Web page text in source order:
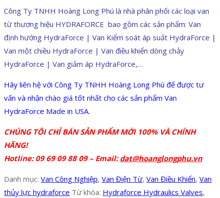
Công Ty TNHH Hoàng Long Phú là nhà phân phối các loại van
từ thương hiệu HYDRAFORCE bao gồm các sản phẩm: Van
định hướng HydraForce | Van Kiểm soát áp suất HydraForce |
Van một chiều HydraForce | Van điều khiển dòng chảy
HydraForce | Van giảm áp HydraForce,…
Hãy liên hệ với Công Ty TNHH Hoàng Long Phú để được tư
vấn và nhận chào giá tốt nhất cho các sản phẩm Van
HydraForce Made in USA.
CHÚNG TÔI CHỈ BÁN SẢN PHẨM MỚI 100% VÀ CHÍNH
HÃNG!
Hotline: 09 69 09 88 09 – Email:dat@hoanglongphu.vn
Danh mục: Van Công Nghiệp, Van Điện Từ, Van Điều Khiển, Van
thủy lực hydraforce Từ khóa: Hydraforce Hydraulics Valves,